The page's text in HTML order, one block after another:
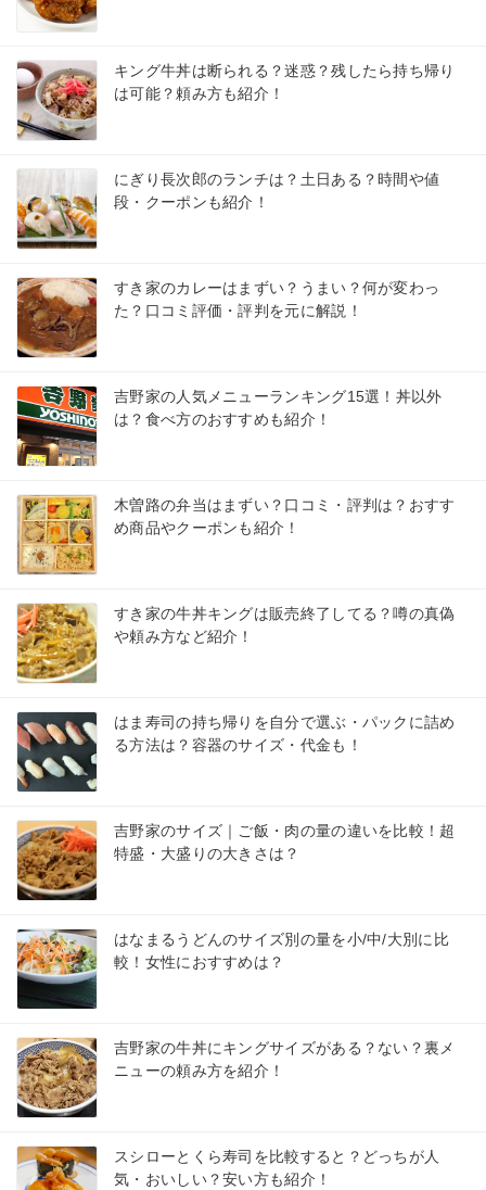
キング牛丼は断られる？迷惑？残したら持ち帰り
は可能？頼み方も紹介！
にぎり長次郎のランチは？土日ある？時間や値
段・クーポンも紹介！
すき家のカレーはまずい？うまい？何が変わっ
た？口コミ評価・評判を元に解説！
吉野家の人気メニューランキング15選！丼以外
は？食べ方のおすすめも紹介！
木曽路の弁当はまずい？口コミ・評判は？おすす
め商品やクーポンも紹介！
すき家の牛丼キングは販売終了してる？噂の真偽
や頼み方など紹介！
はま寿司の持ち帰りを自分で選ぶ・パックに詰め
る方法は？容器のサイズ・代金も！
吉野家のサイズ｜ご飯・肉の量の違いを比較！超
特盛・大盛りの大きさは？
はなまるうどんのサイズ別の量を小/中/大別に比
較！女性におすすめは？
吉野家の牛丼にキングサイズがある？ない？裏メ
ニューの頼み方を紹介！
スシローとくら寿司を比較すると？どっちが人
気・おいしい？安い方も紹介！